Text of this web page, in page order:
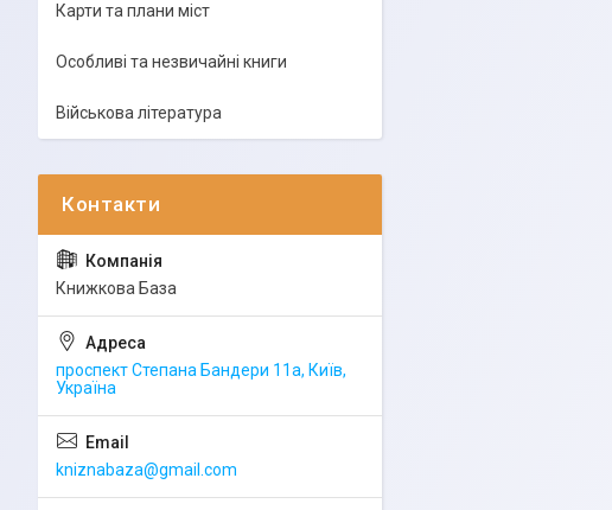
Карти та плани міст
Особливі та незвичайні книги
Військова література
Книжкова База
проспект Степана Бандери 11а, Київ,
Україна
kniznabaza@gmail.com